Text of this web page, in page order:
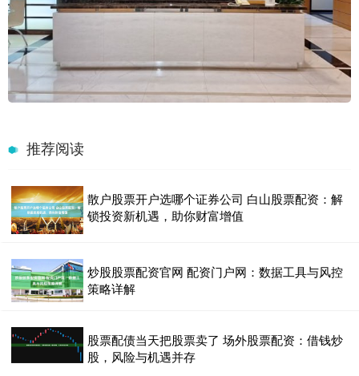
推荐阅读
散户股票开户选哪个证券公司 白山股票配资：解
锁投资新机遇，助你财富增值
炒股股票配资官网 配资门户网：数据工具与风控
策略详解
股票配债当天把股票卖了 场外股票配资：借钱炒
股，风险与机遇并存